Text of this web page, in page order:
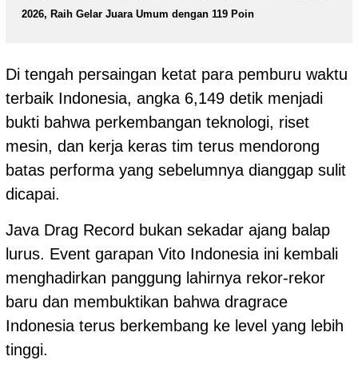
2026, Raih Gelar Juara Umum dengan 119 Poin
Di tengah persaingan ketat para pemburu waktu
terbaik Indonesia, angka 6,149 detik menjadi
bukti bahwa perkembangan teknologi, riset
mesin, dan kerja keras tim terus mendorong
batas performa yang sebelumnya dianggap sulit
dicapai.
Java Drag Record bukan sekadar ajang balap
lurus. Event garapan Vito Indonesia ini kembali
menghadirkan panggung lahirnya rekor-rekor
baru dan membuktikan bahwa dragrace
Indonesia terus berkembang ke level yang lebih
tinggi.